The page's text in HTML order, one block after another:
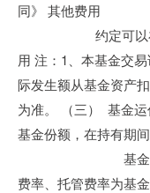
同》 其他
约定可以
用 注：1、本基金交
际发生额从基金资产
为准。 （三） 基金
基金份额，在持有期
基金运作综合
费率、托管费率为基